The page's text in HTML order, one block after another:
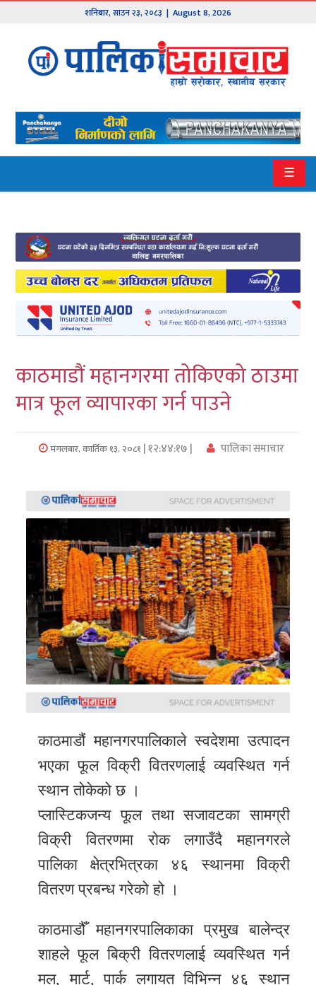
शनिबार,साउन२३,२०८३ | August 8, 2026
मुख्य
समाचार
हाम्रो
पालिका
१
२
बागमती
गण्डकी
कर्णाली
सुदुरपश्चिम
प्रदेश/
समाचार
अन्तरवार्ता
फोटो
समाचार
भिडियो
समाचार
अन्य
समाचार
unicode
स्थानीय
English
☰
काठमाडौं महानगरमा तोकिएको ठाउमा
मात्र फूल व्यापारका गर्न पाउने
मंगलबार, कार्तिक १३, २०८१ | १२:४४:१७ | पालिका समाचार
काठमाडौं महानगरपालिकाले स्वदेशमा उत्पादन
भएका फूल विक्री वितरणलाई व्यवस्थित गर्न
स्थान तोकेको छ ।
प्लास्टिकजन्य फूल तथा सजावटका सामग्री
विक्री वितरणमा रोक लगाउँदै महानगरले
पालिका क्षेत्रभित्रका ४६ स्थानमा विक्री
वितरण प्रबन्ध गरेको हो ।
काठमाडौँ महानगरपालिकाका प्रमुख बालेन्द्र
शाहले फूल बिक्री वितरणलाई व्यवस्थित गर्न
मल, मार्ट, पार्क लगायत विभिन्न ४६ स्थान